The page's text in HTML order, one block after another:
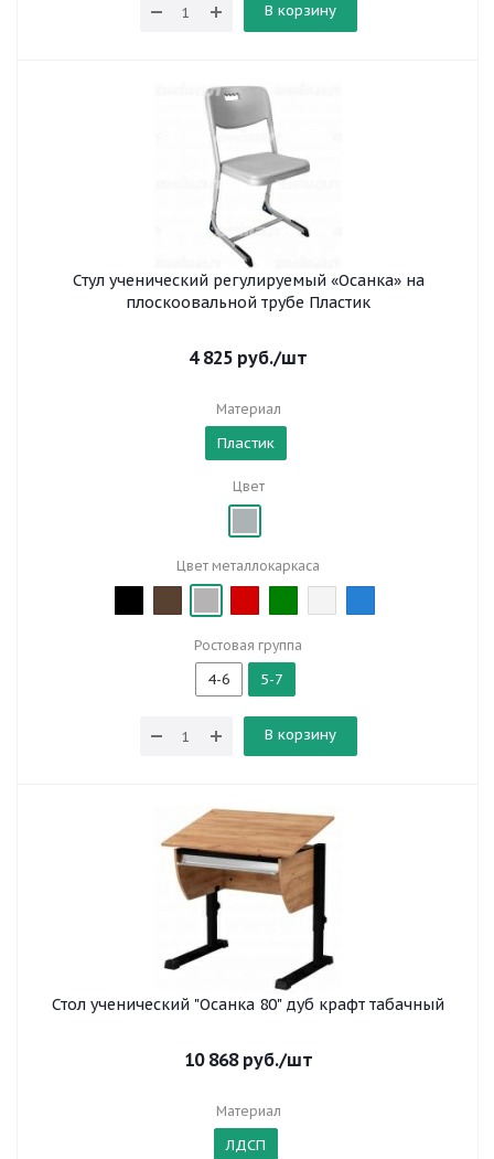
В корзину
Стул ученический регулируемый «Осанка» на
плоскоовальной трубе Пластик
4 825 руб./шт
Материал
Пластик
Цвет
Цвет металлокаркаса
Ростовая группа
4-6 5-7
В корзину
Стол ученический "Осанка 80" дуб крафт табачный
10 868руб./шт
Материал
ЛДСП